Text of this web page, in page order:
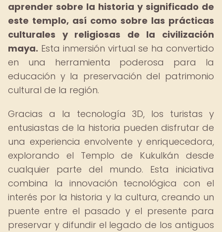
aprender sobre la historia y significado de
este templo, así como sobre las prácticas
culturales y religiosas de la civilización
maya. Esta inmersión virtual se ha convertido
en una herramienta poderosa para la
educación y la preservación del patrimonio
cultural de la región.
Gracias a la tecnología 3D, los turistas y
entusiastas de la historia pueden disfrutar de
una experiencia envolvente y enriquecedora,
explorando el Templo de Kukulkán desde
cualquier parte del mundo. Esta iniciativa
combina la innovación tecnológica con el
interés por la historia y la cultura, creando un
puente entre el pasado y el presente para
preservar y difundir el legado de los antiguos